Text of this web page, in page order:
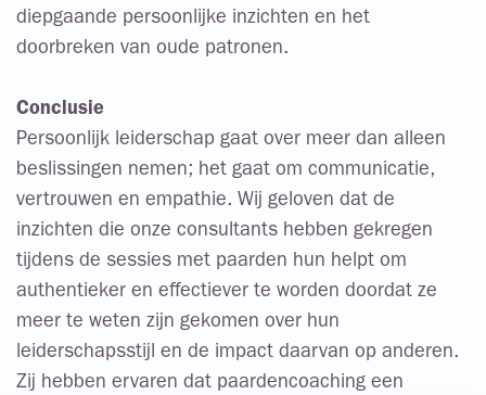
diepgaande persoonlijke inzichten en het
doorbreken van oude patronen.
Conclusie
Persoonlijk leiderschap gaat over meer dan alleen
beslissingen nemen; het gaat om communicatie,
vertrouwen en empathie. Wij geloven dat de
inzichten die onze consultants hebben gekregen
tijdens de sessies met paarden hun helpt om
authentieker en effectiever te worden doordat ze
meer te weten zijn gekomen over hun
leiderschapsstijl en de impact daarvan op anderen.
Zij hebben ervaren dat paardencoaching een